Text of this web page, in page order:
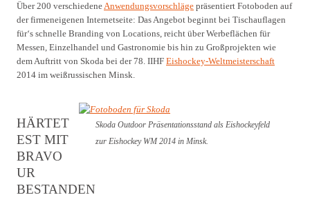
Über 200 verschiedeneAnwendungsvorschläge präsentiert Fotoboden auf
der firmeneigenen Internetseite: Das Angebot beginnt bei Tischauflagen
für‘s schnelle Branding von Locations, reicht über Werbeflächen für
Messen, Einzelhandel und Gastronomie bis hin zu Großprojekten wie
dem Auftritt von Skoda bei der 78. IIHF Eishockey-Weltmeisterschaft
2014 im weißrussischen Minsk.
Skoda Outdoor Präsentationsstand als Eishockeyfeld
zur Eishockey WM 2014 in Minsk.
HÄRTET
EST MIT
BRAVO
UR
BESTANDEN